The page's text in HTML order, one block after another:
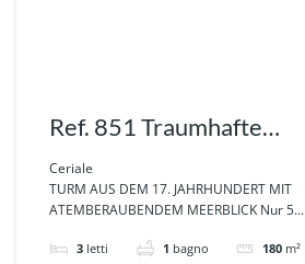
Ref. 851 Traumhafte
Rarität: Antiker Turm mit
exklusiver Meersicht-
Ceriale
Ceriale
TURM AUS DEM 17. JAHRHUNDERT MIT
ATEMBERAUBENDEM MEERBLICK Nur 5...
3 letti 1 bagno 180 m²